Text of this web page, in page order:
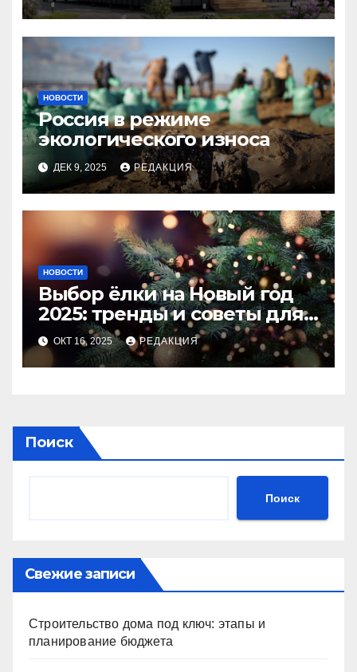
НОВОСТИ
Россия в режиме
экологического износа
ДЕК 9, 2025 РЕДАКЦИЯ
НОВОСТИ
Выбор ёлки на Новый год
2025: тренды и советы для
идеального праздника
ОКТ 16, 2025 РЕДАКЦИЯ
Поиск
Поиск
Свежие записи
Строительство дома под ключ: этапы и
планирование бюджета